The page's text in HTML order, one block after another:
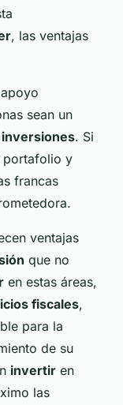
, las ventajas
sean un
inversiones. Si
portafolio y
francas
ventajas
que no
en estas áreas,
fiscales,
para la
de su
invertir en
las